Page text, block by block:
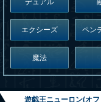
デュアル
エクシーズ ペン
魔法
遊戯王ニューロン(オ